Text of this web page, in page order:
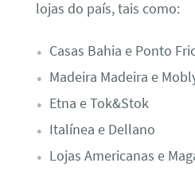
lojas do país, tais como:
Casas Bahia e Ponto
Madeira Madeira e
Etna e Tok&Stok
Italínea e Dellano
Lojas Americanas e